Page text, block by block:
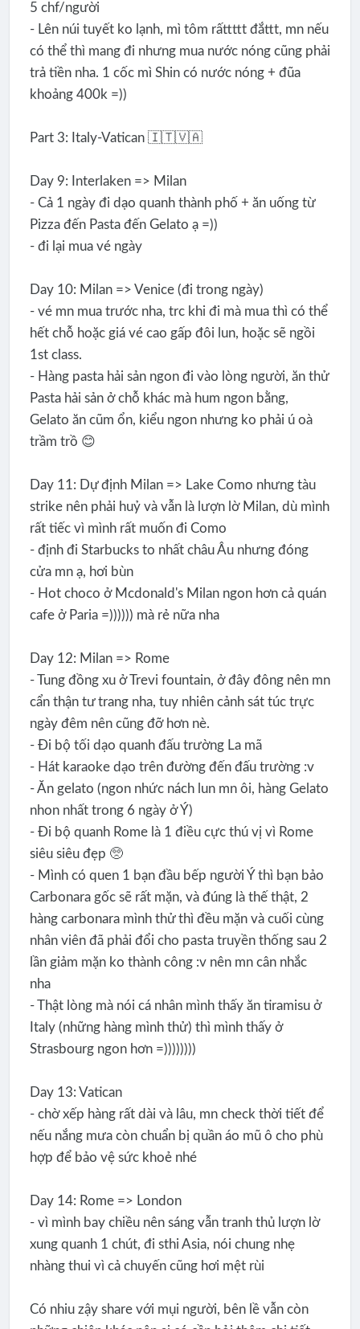
5 chf/người
- Lên núi tuyết ko lạnh, mì tôm rấttttt đắttt, mn nếu
có thể thì mang đi nhưng mua nước nóng cũng phải
trả tiền nha. 1 cốc mì Shin có nước nóng + đũa
khoảng 400k =))
Part 3: Italy-Vatican 🇮🇹🇻🇦
Day 9: Interlaken => Milan
- Cả 1 ngày đi dạo quanh thành phố + ăn uống từ
Pizza đến Pasta đến Gelato ạ =))
- đi lại mua vé ngày
Day 10: Milan => Venice (đi trong ngày)
- vé mn mua trước nha, trc khi đi mà mua thì có thể
hết chỗ hoặc giá vé cao gấp đôi lun, hoặc sẽ ngồi
1st class.
- Hàng pasta hải sản ngon đi vào lòng người, ăn thử
Pasta hải sản ở chỗ khác mà hum ngon bằng,
Gelato ăn cũm ổn, kiểu ngon nhưng ko phải ú oà
trầm trồ 😊
Day 11: Dự định Milan => Lake Como nhưng tàu
strike nên phải huỷ và vẫn là lượn lờ Milan, dù mình
rất tiếc vì mình rất muốn đi Como
- định đi Starbucks to nhất châu Âu nhưng đóng
cửa mn ạ, hơi bùn
- Hot choco ở Mcdonald's Milan ngon hơn cả quán
cafe ở Paria =)))))) mà rẻ nữa nha
Day 12: Milan => Rome
- Tung đồng xu ở Trevi fountain, ở đây đông nên mn
cẩn thận tư trang nha, tuy nhiên cảnh sát túc trực
ngày đêm nên cũng đỡ hơn nè.
- Đi bộ tối dạo quanh đấu trường La mã
- Hát karaoke dạo trên đường đến đấu trường :v
- Ăn gelato (ngon nhức nách lun mn ôi, hàng Gelato
nhon nhất trong 6 ngày ở Ý)
- Đi bộ quanh Rome là 1 điều cực thú vị vì Rome
siêu siêu đẹp 🥺
- Mình có quen 1 bạn đầu bếp người Ý thì bạn bảo
Carbonara gốc sẽ rất mặn, và đúng là thế thật, 2
hàng carbonara mình thử thì đều mặn và cuối cùng
nhân viên đã phải đổi cho pasta truyền thống sau 2
lần giảm mặn ko thành công :v nên mn cân nhắc
nha
- Thật lòng mà nói cá nhân mình thấy ăn tiramisu ở
Italy (những hàng mình thử) thì mình thấy ở
Strasbourg ngon hơn =))))))))
Day 13: Vatican
- chờ xếp hàng rất dài và lâu, mn check thời tiết để
nếu nắng mưa còn chuẩn bị quần áo mũ ô cho phù
hợp để bảo vệ sức khoẻ nhé
Day 14: Rome => London
- vì mình bay chiều nên sáng vẫn tranh thủ lượn lờ
xung quanh 1 chút, đi sthi Asia, nói chung nhẹ
nhàng thui vì cả chuyến cũng hơi mệt rùi
Có nhiu zậy share với mụi người, bên lề vẫn còn